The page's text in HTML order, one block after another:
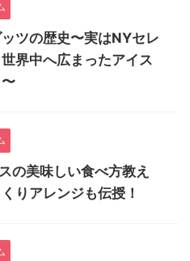
ツの歴史〜実はNYセレ
界中へ広まったアイス
の美味しい食べ方教え
りアレンジも伝授！